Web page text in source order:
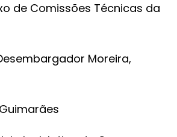
de Comissões Técnicas da
Moreira,